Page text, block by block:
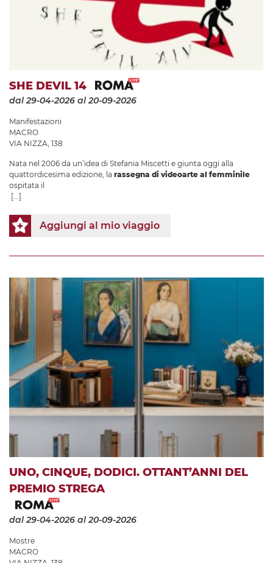
SHE DEVIL 14
dal 29-04-2026 al 20-09-2026
Manifestazioni
MACRO
VIA NIZZA, 138
Nata nel 2006 da un’idea di Stefania Miscetti e giunta oggi alla
quattordicesima edizione, la rassegna di videoarte al femminile
ospitata il
[...]
Aggiungi al mio viaggio
UNO, CINQUE, DODICI. OTTANT’ANNI DEL
PREMIO STREGA
dal 29-04-2026 al 20-09-2026
Mostre
MACRO